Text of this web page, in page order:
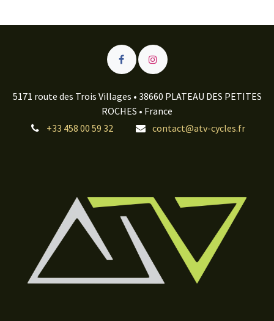
5171 route des Trois Villages • 38660 PLATEAU DES PETITES
ROCHES • France
+33 458 00 59 32
contact@atv-cycles.fr